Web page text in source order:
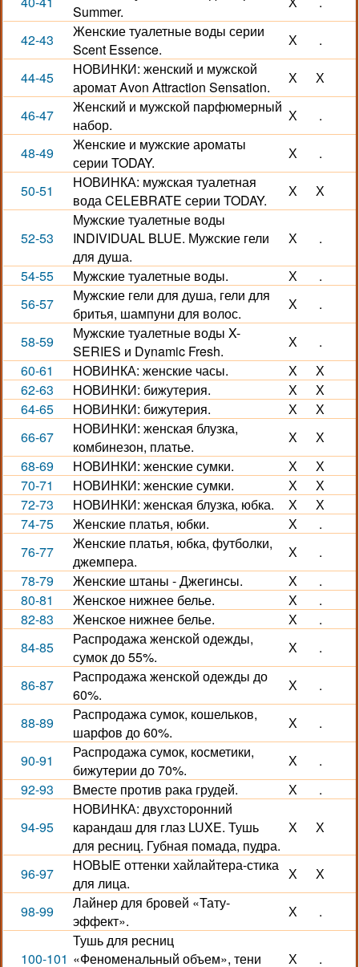
Summer.
42-43
Женские туалетные воды серии
Scent Essence.
Х .
44-45
НОВИНКИ: женский и мужской
аромат Avon Attraction Sensation.
Х Х
46-47
Женский и мужской парфюмерный
набор.
Х .
48-49
Женские и мужские ароматы
серии TODAY.
Х .
50-51
НОВИНКА: мужская туалетная
вода CELEBRATE серии TODAY.
Х Х
52-53
Мужские туалетные воды
INDIVIDUAL BLUE. Мужские гели
для душа.
Х .
54-55 Мужские туалетные воды. Х
.
56-57
Мужские гели для душа, гели для
бритья, шампуни для волос.
Х .
58-59
Мужские туалетные воды X-
SERIES и Dynamic Fresh.
Х
.
60-61
НОВИНКА: женские часы. Х
Х
62-63
НОВИНКИ: бижутерия. Х
Х
64-65
НОВИНКИ: бижутерия. Х
Х
66-67
НОВИНКИ: женская блузка,
комбинезон, платье.
Х
Х
68-69
НОВИНКИ: женские сумки. Х
Х
70-71
НОВИНКИ: женские сумки. Х
Х
72-73
НОВИНКИ: женская блузка, юбка. Х
Х
74-75
Женские платья, юбки. Х
.
76-77
Женские платья, юбка, футболки,
джемпера.
Х
.
78-79
Женские штаны - Джегинсы. Х
.
80-81
Женское нижнее белье. Х
.
82-83
Женское нижнее белье. Х
.
84-85
Распродажа женской одежды,
сумок до 55%.
Х .
86-87
Распродажа женской одежды до
60%.
Х .
88-89
Распродажа сумок, кошельков,
шарфов до 60%.
Х .
90-91
Распродажа сумок, косметики,
бижутерии до 70%.
Х
.
92-93
Вместе против рака грудей. Х .
94-95
НОВИНКА: двухсторонний
карандаш для глаз LUXE. Тушь
для ресниц. Губная помада, пудра.
Х Х
96-97
НОВЫЕ оттенки хайлайтера-стика
для лица.
Х Х
98-99
Лайнер для бровей «Тату-
эффект».
Х .
100-101
Тушь для ресниц
«Феноменальный объем», тени
Х .